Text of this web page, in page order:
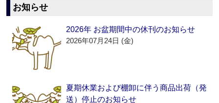
お知らせ
2026年 お盆期間中の休刊のお知らせ
2026年07月24日 (金)
夏期休業および棚卸に伴う商品出荷（発
送）停止のお知らせ